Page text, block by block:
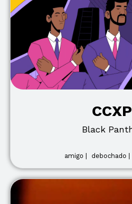
CCXP
Black
amigo | debochado |